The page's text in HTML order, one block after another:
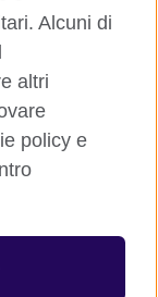
Alcuni di
altri
policy e